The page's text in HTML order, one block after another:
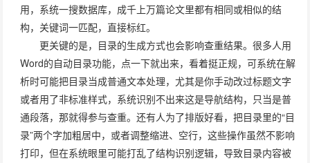
用，系统一搜数据库，成千上万篇论文里都有相同或相似的结
构，关键词一匹配，直接标红。
更关键的是，目录的生成方式也会影响查重结果。很多人用
Word的自动目录功能，点一下就出来，看着挺正规，可系统在解
析时可能把目录当成普通文本处理，尤其是你手动改过标题文字
或者用了非标准样式，系统识别不出来这是导航结构，只当是普
通段落，那就得参与查重。还有人为了排版好看，把目录里的“目
录”两个字加粗居中，或者调整缩进、空行，这些操作虽然不影响
打印，但在系统眼里可能打乱了结构识别逻辑，导致目录内容被